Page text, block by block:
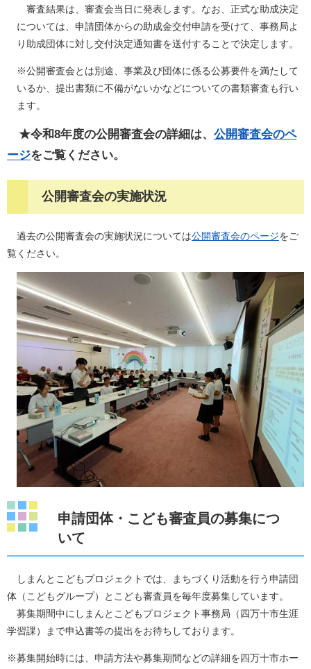
審査結果は、審査会当日に発表します。なお、正式な助成決定
については、申請団体からの助成金交付申請を受けて、事務局よ
り助成団体に対し交付決定通知書を送付することで決定します。
※公開審査会とは別途、事業及び団体に係る公募要件を満たして
いるか、提出書類に不備がないかなどについての書類審査も行い
ます。
★令和8年度の公開審査会の詳細は、 公開審査会のペ
ージをご覧ください。​
公開審査会の実施状況
過去の公開審査会の実施状況については公開審査会のページをご
覧ください。
申請団体・こども審査員の募集につ
いて
しまんとこどもプロジェクトでは、まちづくり活動を行う申請団
体（こどもグループ）とこども審査員を毎年度募集しています。
募集期間中にしまんとこどもプロジェクト事務局（四万十市生涯
学習課）まで申込書等の提出をお待ちしております。
※募集開始時には、申請方法や募集期間などの詳細を四万十市ホー